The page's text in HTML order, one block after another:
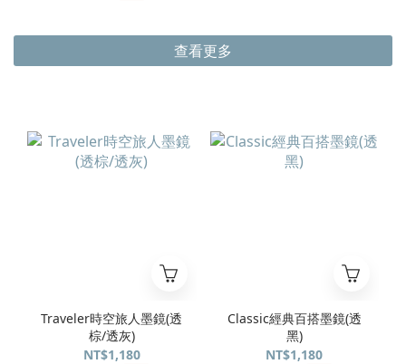
查看更多
Traveler時空旅人墨鏡(透
棕/透灰)
NT$1,180
Classic經典百搭墨鏡(透
黑)
NT$1,180